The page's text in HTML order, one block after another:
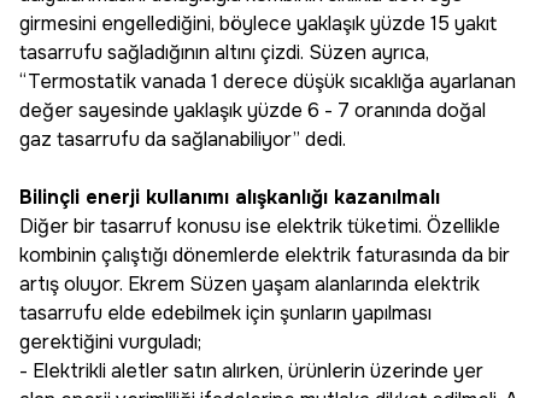
girmesini engellediğini, böylece yaklaşık yüzde 15 yakıt
tasarrufu sağladığının altını çizdi. Süzen ayrıca,
“Termostatik vanada 1 derece düşük sıcaklığa ayarlanan
değer sayesinde yaklaşık yüzde 6 - 7 oranında doğal
gaz tasarrufu da sağlanabiliyor” dedi.
Bilinçli enerji kullanımı alışkanlığı kazanılmalı
Diğer bir tasarruf konusu ise elektrik tüketimi. Özellikle
kombinin çalıştığı dönemlerde elektrik faturasında da bir
artış oluyor. Ekrem Süzen yaşam alanlarında elektrik
tasarrufu elde edebilmek için şunların yapılması
gerektiğini vurguladı;
- Elektrikli aletler satın alırken, ürünlerin üzerinde yer